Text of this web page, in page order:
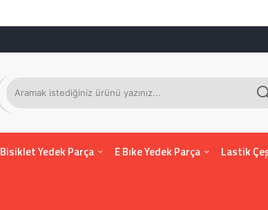
Bisiklet Yedek Parça E Bıke Yedek Parça Lastik